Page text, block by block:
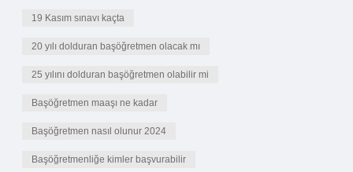
19 Kasım sınavı kaçta
20 yılı dolduran başöğretmen olacak mı
25 yılını dolduran başöğretmen olabilir mi
Başöğretmen maaşı ne kadar
Başöğretmen nasıl olunur 2024
Başöğretmenliğe kimler başvurabilir